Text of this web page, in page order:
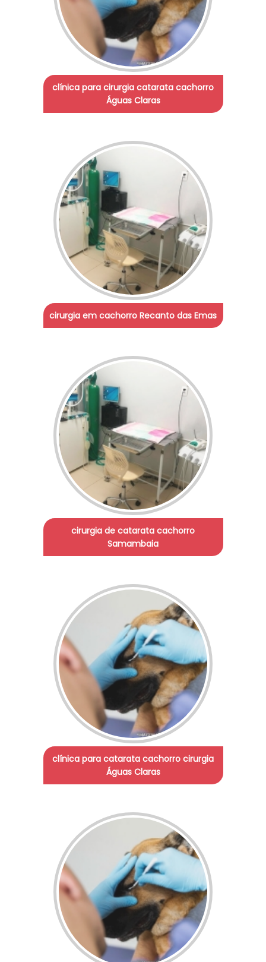
clínica para cirurgia catarata cachorro
Águas Claras
cirurgia em cachorro Recanto das Emas
cirurgia de catarata cachorro
Samambaia
clínica para catarata cachorro cirurgia
Águas Claras